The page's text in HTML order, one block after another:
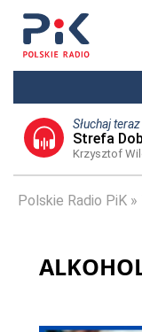
Słuchaj teraz
Strefa
Krzysztof
Polskie Radio PiK